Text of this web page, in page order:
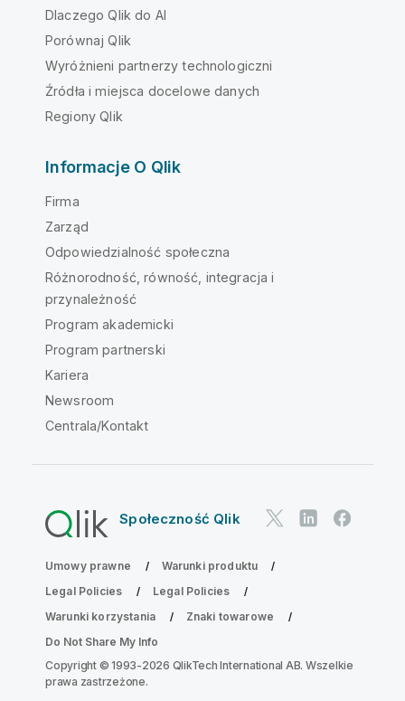
Dlaczego Qlik do AI
Porównaj Qlik
Wyróżnieni partnerzy technologiczni
Źródła i miejsca docelowe danych
Regiony Qlik
Informacje O Qlik
Firma
Zarząd
Odpowiedzialność społeczna
Różnorodność, równość, integracja i
przynależność
Program akademicki
Program partnerski
Kariera
Newsroom
Centrala/Kontakt
Społeczność Qlik
Umowy prawne
Warunki produktu
Legal Policies
Legal Policies
Warunki korzystania
Znaki towarowe
Do Not Share My Info
Copyright © 1993-2026 QlikTech International AB. Wszelkie
prawa zastrzeżone.